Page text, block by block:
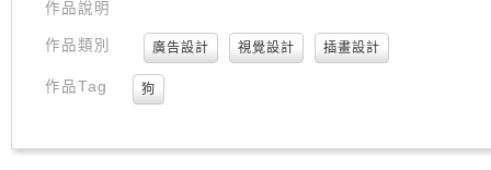
作品說明
作品類別 廣告設計 視覺設計 插畫設計
作品Tag 狗